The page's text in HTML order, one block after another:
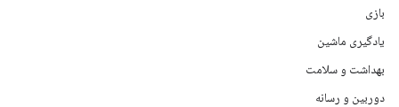
بازی
یادگیری ماشین
بهداشت و سلامت
دوربین و رسانه